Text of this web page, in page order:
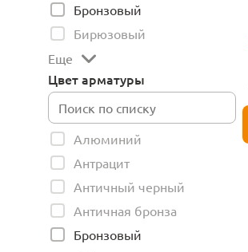
Бронзовый
Бирюзовый
Еще
Цвет арматуры
Алюминий
Антрацит
Античный черный
Античная бронза
Бронзовый